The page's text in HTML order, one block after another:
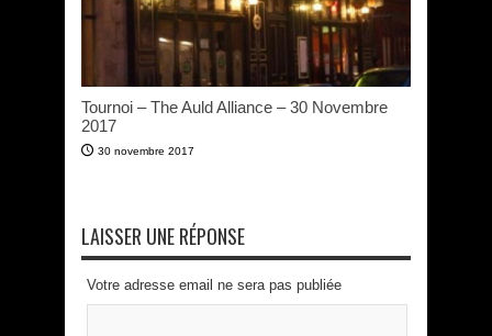
Tournoi – The Auld Alliance – 30 Novembre
2017
30 novembre 2017
LAISSER UNE RÉPONSE
Votre adresse email ne sera pas publiée